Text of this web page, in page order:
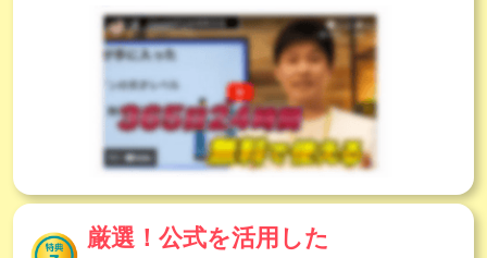
厳選！公式を活用した